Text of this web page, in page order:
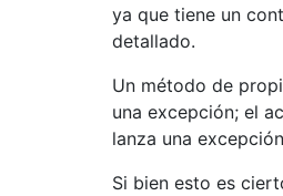
ya que tiene un
detallado.
Un método de
una excepción; el
lanza una
Si bien esto es